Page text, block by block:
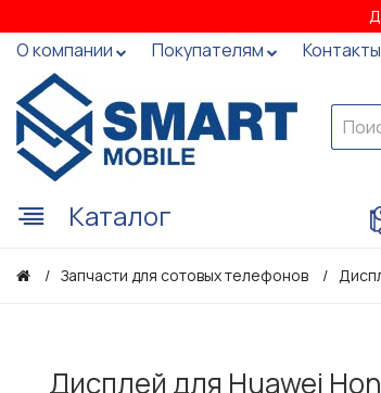
О компании Покупателям Контакты
Каталог
Запчасти для сотовых телефонов
Дисплей для Huawei